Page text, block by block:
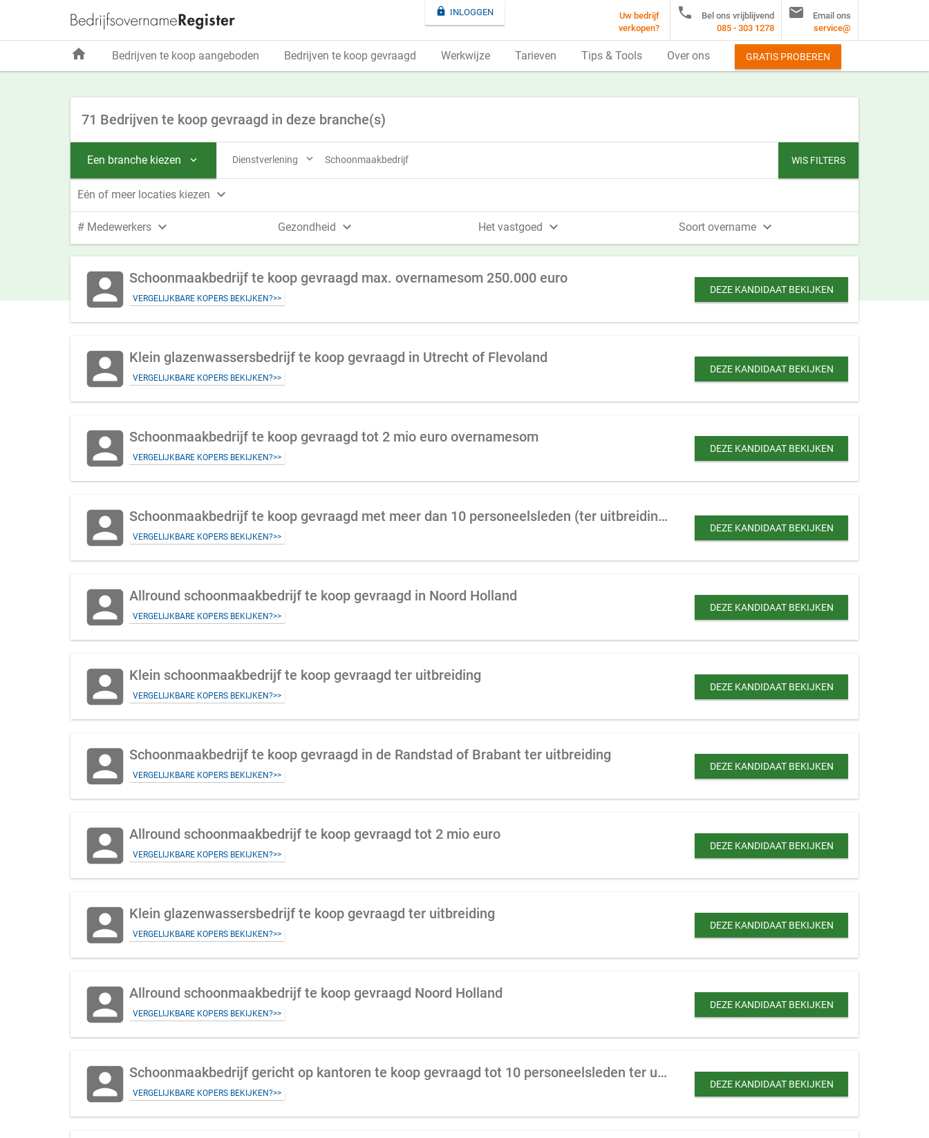
71 Bedrijven te koop gevraagd in deze branche(s)
Een branche kiezen  Dienstverlening  Schoonmaakbedrijf
Eén of meer locaties kiezen 
# Medewerkers  Gezondheid  Het vastgoed  Soort overname 
WIS FILTERS
account_box Schoonmaakbedrijf te koop gevraagd max. overnamesom 250.000 euro
VERGELIJKBARE KOPERS BEKIJKEN?>>
DEZE KANDIDAAT BEKIJKEN
account_box Klein glazenwassersbedrijf te koop gevraagd in Utrecht of Flevoland
VERGELIJKBARE KOPERS BEKIJKEN?>>
DEZE KANDIDAAT BEKIJKEN
account_box Schoonmaakbedrijf te koop gevraagd tot 2 mio euro overnamesom
VERGELIJKBARE KOPERS BEKIJKEN?>>
DEZE KANDIDAAT BEKIJKEN
account_box Schoonmaakbedrijf te koop gevraagd met meer dan 10 personeelsleden (ter uitbreiding)
VERGELIJKBARE KOPERS BEKIJKEN?>>
DEZE KANDIDAAT BEKIJKEN
account_box Allround schoonmaakbedrijf te koop gevraagd in Noord Holland
VERGELIJKBARE KOPERS BEKIJKEN?>>
DEZE KANDIDAAT BEKIJKEN
account_box Klein schoonmaakbedrijf te koop gevraagd ter uitbreiding
VERGELIJKBARE KOPERS BEKIJKEN?>>
DEZE KANDIDAAT BEKIJKEN
account_box Schoonmaakbedrijf te koop gevraagd in de Randstad of Brabant ter uitbreiding
VERGELIJKBARE KOPERS BEKIJKEN?>>
DEZE KANDIDAAT BEKIJKEN
account_box Allround schoonmaakbedrijf te koop gevraagd tot 2 mio euro
VERGELIJKBARE KOPERS BEKIJKEN?>>
DEZE KANDIDAAT BEKIJKEN
account_box Klein glazenwassersbedrijf te koop gevraagd ter uitbreiding
VERGELIJKBARE KOPERS BEKIJKEN?>>
DEZE KANDIDAAT BEKIJKEN
account_box Allround schoonmaakbedrijf te koop gevraagd Noord Holland
VERGELIJKBARE KOPERS BEKIJKEN?>>
DEZE KANDIDAAT BEKIJKEN
account_box Schoonmaakbedrijf gericht op kantoren te koop gevraagd tot 10 personeelsleden ter uitbreiding
VERGELIJKBARE KOPERS BEKIJKEN?>>
DEZE KANDIDAAT BEKIJKEN
 INLOGGEN
Uw bedrijf
verkopen?

Bel ons vrijblijvend
085 - 303 1278

Email ons
service@
home Bedrijven te koop aangeboden Bedrijven te koop gevraagd Werkwijze Tarieven Tips & Tools Over ons GRATIS PROBEREN